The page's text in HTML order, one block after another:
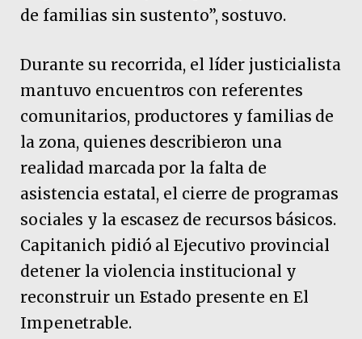
de familias sin sustento”, sostuvo.
Durante su recorrida, el líder justicialista
mantuvo encuentros con referentes
comunitarios, productores y familias de
la zona, quienes describieron una
realidad marcada por la falta de
asistencia estatal, el cierre de programas
sociales y la escasez de recursos básicos.
Capitanich pidió al Ejecutivo provincial
detener la violencia institucional y
reconstruir un Estado presente en El
Impenetrable.